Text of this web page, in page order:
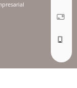
ABRIR TICKET